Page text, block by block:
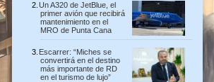
Un A320 de JetBlue, el
primer avión que recibirá
mantenimiento en el
MRO de Punta Cana
Escarrer: “Miches se
convertirá en el destino
más importante de RD
en el turismo de lujo”